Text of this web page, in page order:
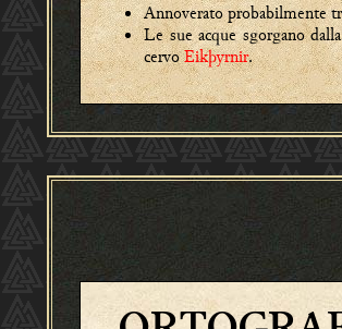
Annoverato probabilmente
Le sue acque sgorgano
cervoEikþyrnir.